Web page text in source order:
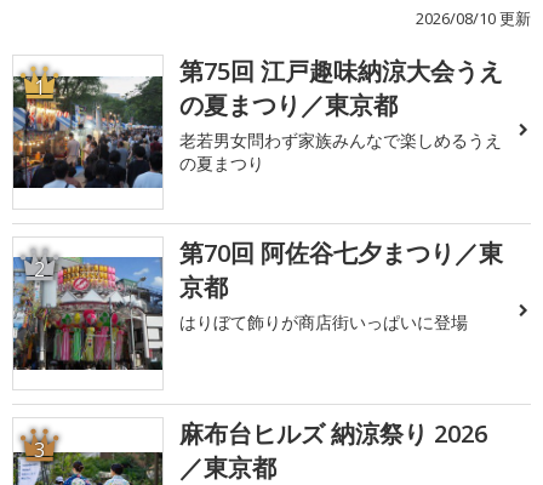
2026/08/10 更新
1
第75回 江戸趣味納涼大会うえ
の夏まつり／東京都
老若男女問わず家族みんなで楽しめるうえ
の夏まつり
2
第70回 阿佐谷七夕まつり／東
京都
はりぼて飾りが商店街いっぱいに登場
3
麻布台ヒルズ 納涼祭り 2026
／東京都